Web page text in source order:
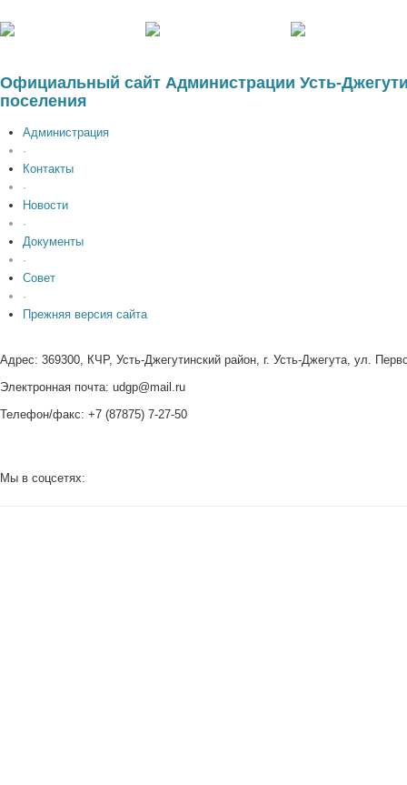
Официальный сайт Администрации Усть-
поселения
Администрация
·
Контакты
·
Новости
·
Документы
·
Совет
·
Прежняя версия сайта
Адрес: 369300, КЧР, Усть-Джегутинский район, г. Усть-Джегута, ул.
Электронная почта: udgp@mail.ru
Телефон/факс: +7 (87875) 7-27-50
Мы в соцсетях: